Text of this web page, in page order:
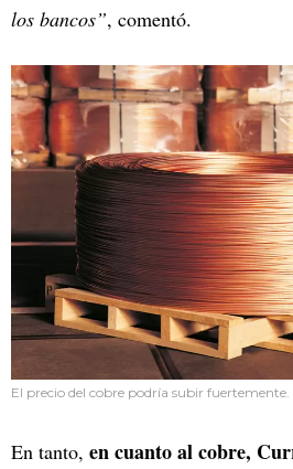
los bancos”, comentó.
El precio del cobre podría subir fuertemente.
En tanto, en cuanto al cobre,